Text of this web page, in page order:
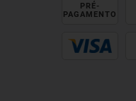
PRÉ-
PAGAMENTO